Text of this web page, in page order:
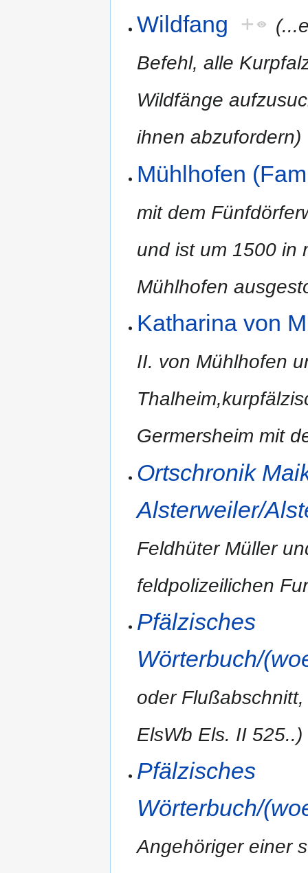
Wildfang +
Befehl, alle
Wildfänge
ihnen abzufordern)
Mühlhofen
mit dem
und ist um 1500 in
Mühlhofen
Katharina von
II. von Mühlhofen
Germersheim mit
Ortschronik
Alsterweiler/
Feldhüter Müller
feldpolizeilichen
Pfälzisches
Wörterbuch/
oder
ElsWb Els. II 525..)
Pfälzisches
Wörterbuch/
Angehöriger einer